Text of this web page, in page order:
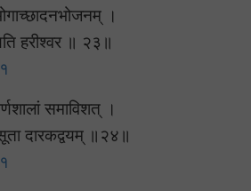
।
हरीश्वर ॥ २३॥
समाविशत् ।
दारकद्वयम् ॥२४॥